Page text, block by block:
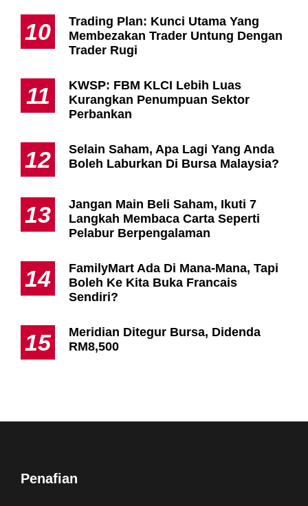
10
Trading Plan: Kunci Utama Yang
Membezakan Trader Untung Dengan
Trader Rugi
11
KWSP: FBM KLCI Lebih Luas
Kurangkan Penumpuan Sektor
Perbankan
12
Selain Saham, Apa Lagi Yang Anda
Boleh Laburkan Di Bursa Malaysia?
13
Jangan Main Beli Saham, Ikuti 7
Langkah Membaca Carta Seperti
Pelabur Berpengalaman
14
FamilyMart Ada Di Mana-Mana, Tapi
Boleh Ke Kita Buka Francais
Sendiri?
15
Meridian Ditegur Bursa, Didenda
RM8,500
Penafian